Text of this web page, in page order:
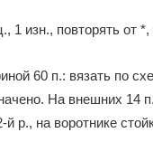
1 изн., повто­рять от
60 п.: вя­зать по
На внешних 14
й р., на воротнике